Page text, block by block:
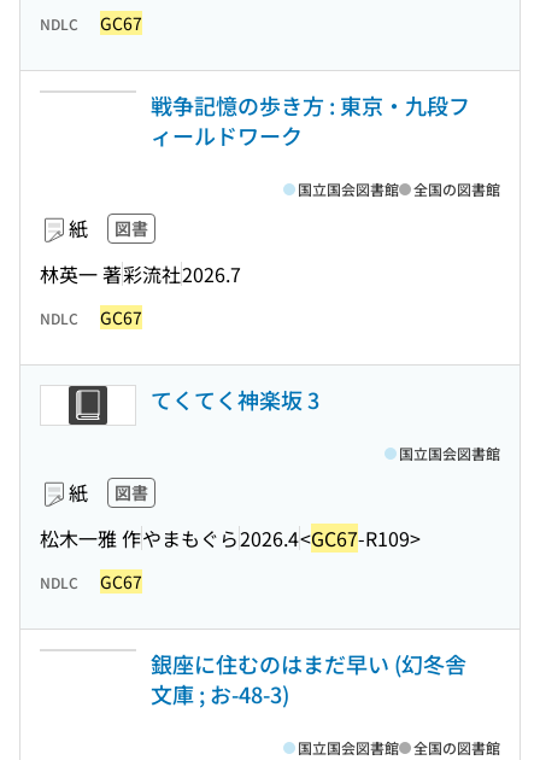
NDLC GC67
戦争記憶の歩き方 : 東京・九段フ
ィールドワーク
紙 図書
林英一 著彩流社2026.7
国立国会図書館 全国の図書館
NDLC GC67
てくてく神楽坂 3
紙 図書
松木一雅 作やまもぐら2026.4<GC67-R109>
国立国会図書館
NDLC GC67
銀座に住むのはまだ早い (幻冬舎
文庫 ; お-48-3)
国立国会図書館 全国の図書館